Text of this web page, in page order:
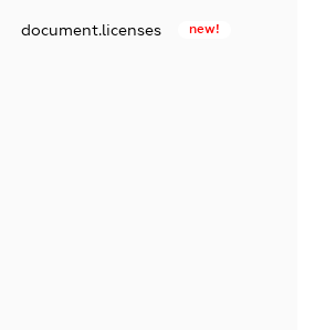
document.licenses new!